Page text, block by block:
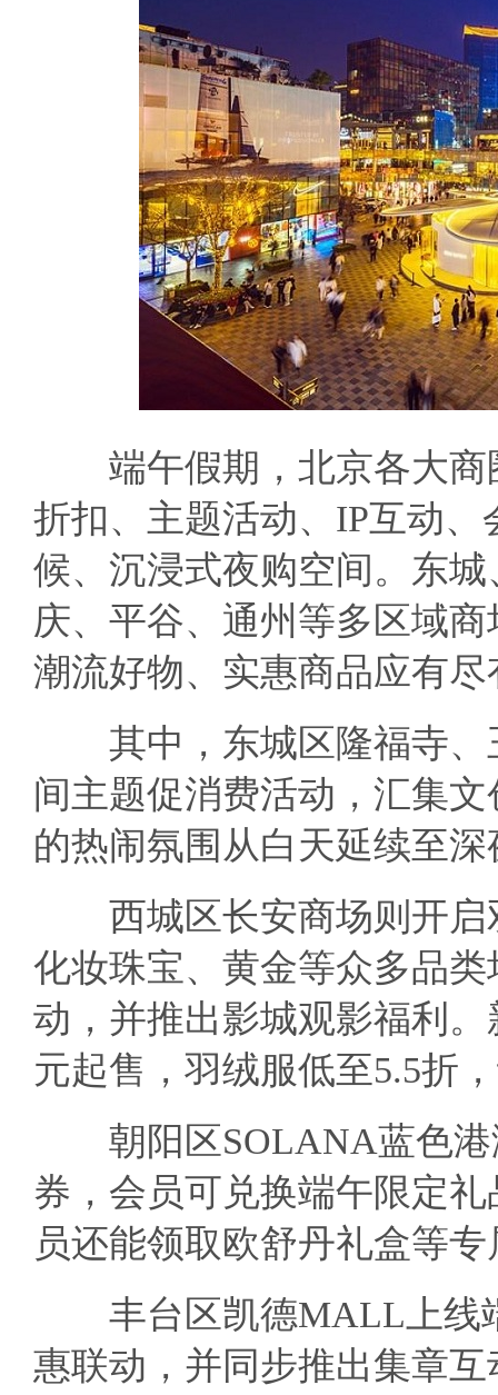
端午假期，北京各大商
折扣、主题活动、IP互动
候、沉浸式夜购空间。东
庆、平谷、通州等多区域
潮流好物、实惠商品应有尽
其中，东城区隆福寺、
间主题促消费活动，汇集
的热闹氛围从白天延续至深
西城区长安商场则开启
化妆珠宝、黄金等众多品
动，并推出影城观影福利
元起售，羽绒服低至5.5折
朝阳区SOLANA蓝色港
券，会员可兑换端午限定
员还能领取欧舒丹礼盒等
丰台区凯德MALL上线
惠联动，并同步推出集章